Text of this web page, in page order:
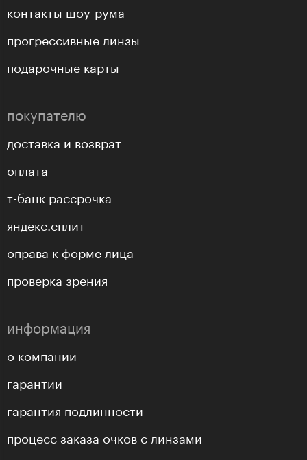
контакты шоу-рума
прогрессивные линзы
подарочные карты
покупателю
доставка и возврат
оплата
т-банк рассрочка
яндекс.сплит
оправа к форме лица
проверка зрения
информация
о компании
гарантии
гарантия подлинности
процесс заказа очков с линзами